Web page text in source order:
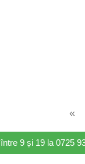
«
9 și 19 la 0725